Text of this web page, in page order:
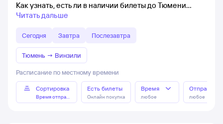
Как узнать, есть ли в наличии билеты до Тюмени
Читать дальше
Сегодня Завтра Послезавтра
Тюмень → Винзили
Расписание по местному времени
Сортировка
Время отправления
Есть билеты
Онлайн покупка
Время
любое любое